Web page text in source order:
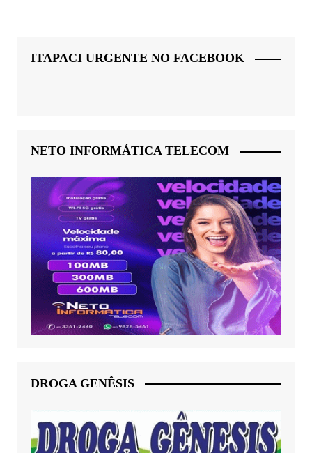
ITAPACI URGENTE NO FACEBOOK
NETO INFORMÁTICA TELECOM
DROGA GENÊSIS